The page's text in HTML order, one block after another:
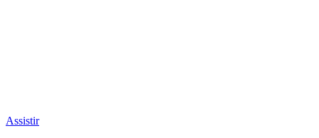
Assistir